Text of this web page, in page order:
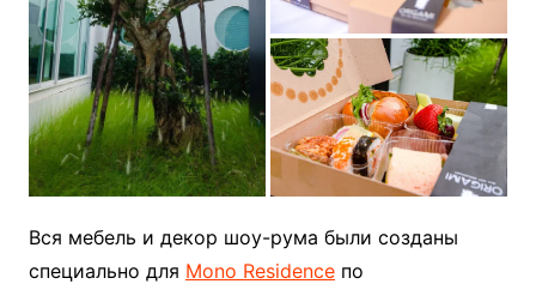
Вся мебель и декор шоу-рума были созданы
специально для Mono Residenceпо